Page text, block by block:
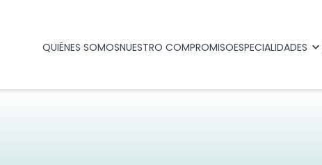
QUIÉNES SOMOSNUESTRO COMPROMISOESPECIALIDADES